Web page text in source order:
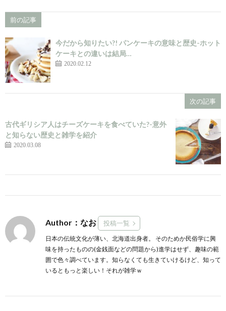
前の記事
今だから知りたい?! パンケーキの意味と歴史-ホット
ケーキとの違いは結局…
2020.02.12
次の記事
古代ギリシア人はチーズケーキを食べていた?-意外
と知らない歴史と雑学を紹介
2020.03.08
Author：なお 投稿一覧
日本の伝統文化が薄い、北海道出身者。 そのためか民俗学に興
味を持ったものの(金銭面などの問題から)進学はせず、趣味の範
囲で色々調べています。知らなくても生きていけるけど、知って
いるともっと楽しい！それが雑学ｗ